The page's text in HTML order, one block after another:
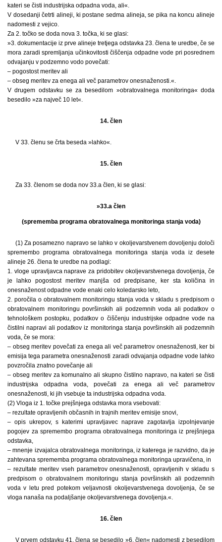
kateri se čisti industrijska odpadna voda, ali«.
V dosedanji četrti alineji, ki postane sedma alineja, se pika na koncu alineje
nadomesti z vejico.
Za 2. točko se doda nova 3. točka, ki se glasi:
»3. dokumentacije iz prve alineje tretjega odstavka 23. člena te uredbe, če se
mora zaradi spremljanja učinkovitosti čiščenja odpadne vode pri posrednem
odvajanju v podzemno vodo povečati:
– pogostost meritev ali
– obseg meritev za enega ali več parametrov onesnaženosti.«.
V drugem odstavku se za besedilom »obratovalnega monitoringa« doda
besedilo »za največ 10 let«.
14. člen
V 33. členu se črta beseda »lahko«.
15. člen
Za 33. členom se doda nov 33.a člen, ki se glasi:
»33.a člen
(sprememba programa obratovalnega monitoringa stanja voda)
(1) Za posamezno napravo se lahko v okoljevarstvenem dovoljenju določi
spremembo programa obratovalnega monitoringa stanja voda iz desete
alineje 26. člena te uredbe na podlagi:
1. vloge upravljavca naprave za pridobitev okoljevarstvenega dovoljenja, če
je lahko pogostost meritev manjša od predpisane, ker sta količina in
onesnaženost odpadne vode enaki celo koledarsko leto,
2. poročila o obratovalnem monitoringu stanja voda v skladu s predpisom o
obratovalnem monitoringu površinskih ali podzemnih voda ali podatkov o
tehnološkem postopku, podatkov o čiščenju industrijske odpadne vode na
čistilni napravi ali podatkov iz monitoringa stanja površinskih ali podzemnih
voda, če se mora:
– obseg meritev povečati za enega ali več parametrov onesnaženosti, ker bi
emisija tega parametra onesnaženosti zaradi odvajanja odpadne vode lahko
povzročila znatno povečanje ali
– obseg meritev za komunalno ali skupno čistilno napravo, na kateri se čisti
industrijska odpadna voda, povečati za enega ali več parametrov
onesnaženosti, ki jih vsebuje ta industrijska odpadna voda.
(2) Vloga iz 1. točke prejšnjega odstavka mora vsebovati:
– rezultate opravljenih občasnih in trajnih meritev emisije snovi,
– opis ukrepov, s katerimi upravljavec naprave zagotavlja izpolnjevanje
pogojev za spremembo programa obratovalnega monitoringa iz prejšnjega
odstavka,
– mnenje izvajalca obratovalnega monitoringa, iz katerega je razvidno, da je
zahtevana sprememba programa obratovalnega monitoringa upravičena, in
– rezultate meritev vseh parametrov onesnaženosti, opravljenih v skladu s
predpisom o obratovalnem monitoringu stanja površinskih ali podzemnih
voda v letu pred potekom veljavnosti okoljevarstvenega dovoljenja, če se
vloga nanaša na podaljšanje okoljevarstvenega dovoljenja.«.
16. člen
V prvem odstavku 41. člena se besedilo »6. člen« nadomesti z besedilom